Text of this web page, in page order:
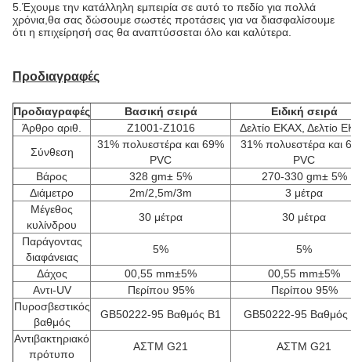
5.Έχουμε την κατάλληλη εμπειρία σε αυτό το πεδίο για πολλά
χρόνια,θα σας δώσουμε σωστές προτάσεις για να διασφαλίσουμε
ότι η επιχείρησή σας θα αναπτύσσεται όλο και καλύτερα.
Προδιαγραφές
Προδιαγραφές Βασική σειρά
Ειδική σειρά
Άρθρο αριθ.
Ζ1001-Ζ1016
Δελτίο ΕΚΑΧ, Δελτίο
Σύνθεση
31% πολυεστέρα και 69%
PVC
31% πολυεστέρα και
PVC
Βάρος
328 gm± 5%
270-330 gm± 5%
Διάμετρο
2m/2,5m/3m
3 μέτρα
Μέγεθος
κυλίνδρου
30 μέτρα
30 μέτρα
Παράγοντας
διαφάνειας
5%
5%
Δάχος
00,55 mm±5%
00,55 mm±5%
Αντι-UV
Περίπου 95%
Περίπου 95%
Πυροσβεστικός
βαθμός
GB50222-95 Βαθμός Β1
GB50222-95 Βαθμός
Αντιβακτηριακό
πρότυπο
ΑΣTM G21
ΑΣTM G21